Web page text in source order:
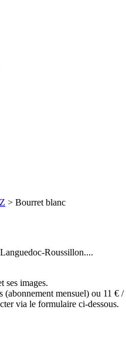
> Bourret blanc
Roussillon....
ses images.
mensuel) ou 11 €
via le formulaire ci-dessous.